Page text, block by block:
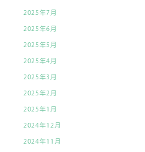
2025年7月
2025年6月
2025年5月
2025年4月
2025年3月
2025年2月
2025年1月
2024年12月
2024年11月